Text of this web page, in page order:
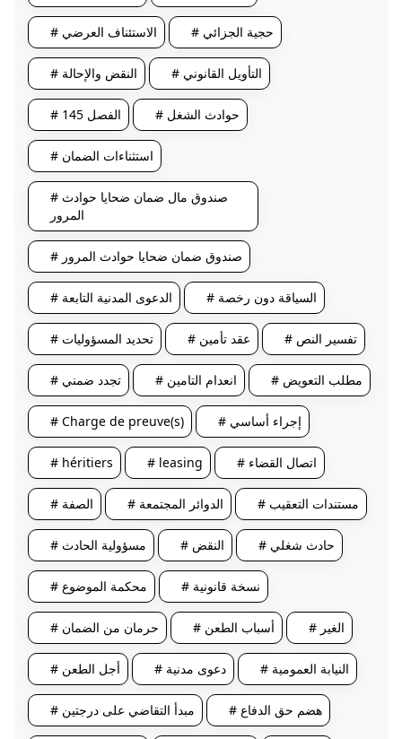
# الاستئناف العرضي # حجية الجزائي
# النقض والإحالة # التأويل القانوني
# الفصل 145 # حوادث الشغل
# استثناءات الضمان
# صندوق مال ضمان ضحايا حوادث
المرور
# صندوق ضمان ضحايا حوادث المرور
# الدعوى المدنية التابعة # السياقة دون رخصة
# تحديد المسؤوليات # عقد تأمين # تفسير النص
# تجدد ضمني # انعدام التامين # مطلب التعويض
# Charge de preuve(s) # إجراء أساسي
# héritiers # leasing # اتصال القضاء
# الصفة # الدوائر المجتمعة # مستندات التعقيب
# مسؤولية الحادث # النقض # حادث شغلي
# محكمة الموضوع # نسخة قانونية
# حرمان من الضمان # أسباب الطعن # الغير
# أجل الطعن # دعوى مدنية # النيابة العمومية
# مبدأ التقاضي على درجتين # هضم حق الدفاع